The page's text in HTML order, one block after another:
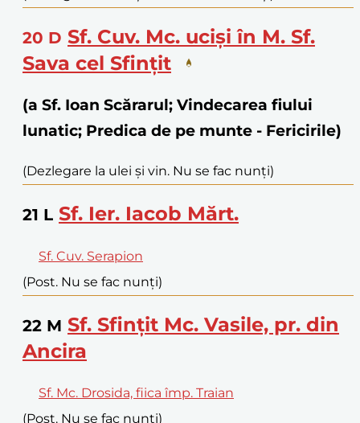
20 D Sf. Cuv. Mc. uciși în M. Sf.
Sava cel Sfințit
(a Sf. Ioan Scărarul; Vindecarea fiului
lunatic; Predica de pe munte - Fericirile)
(Dezlegare la ulei și vin. Nu se fac nunți)
21 L Sf. Ier. Iacob Mărt.
Sf. Cuv. Serapion
(Post. Nu se fac nunți)
22 M Sf. Sfințit Mc. Vasile, pr. din
Ancira
Sf. Mc. Drosida, fiica împ. Traian
(Post. Nu se fac nunți)